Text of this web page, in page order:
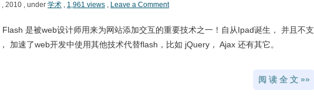
, 2010 , under 学术 , 1,961 views , Leave a Comment
是被web设计师用来为网站添加交互的重要技术之一！自从Ipad诞生， 并且不支
加速了web开发中使用其他技术代替flash，比如 jQuery， Ajax 还有其它。
阅 读 全 文 »»